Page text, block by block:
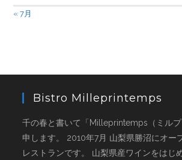
« 7月
Bistro Milleprintemps
千の春と書いて「Milleprintemps（ミルプ
申します。 2010年7月 山梨県勝沼にオー
レストランです。 山梨県産ワインをはじ